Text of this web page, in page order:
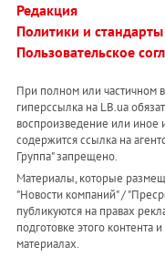
Редакция
Политики и стандарты
Пользовательское
При полном или частичном
гиперссылка на LB.ua
воспроизведение или иное
содержится ссылка на
Группа" запрещено.
Материалы, которые
"Новости компаний" /
публикуются на правах
подготовке этого контента
материалах.